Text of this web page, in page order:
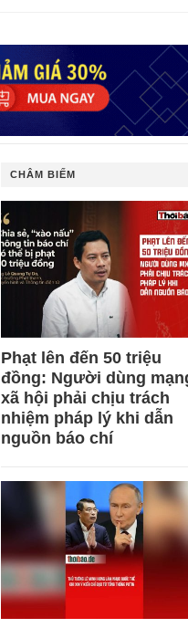
CHÂM BIẾM
Phạt lên đến 50 triệu
đồng: Người dùng
xã hội phải chịu trách
nhiệm pháp lý khi dẫn
nguồn báo chí